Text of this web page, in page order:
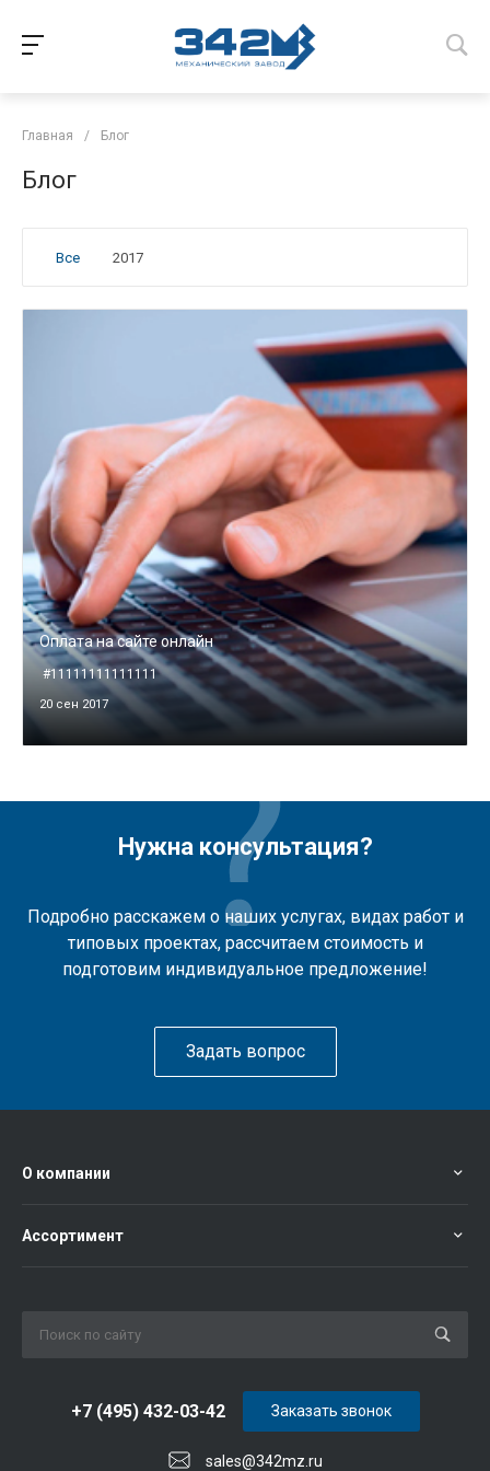
Главная / Блог
Блог
Все 2017
Оплата на сайте онлайн
#11111111111111
20 сен 2017
Нужна консультация?
Подробно расскажем о наших услугах, видах работ и
типовых проектах, рассчитаем стоимость и
подготовим индивидуальное предложение!
Задать вопрос
О компании
Ассортимент
sales@342mz.ru
+7 (495) 432-03-42 Заказать звонок